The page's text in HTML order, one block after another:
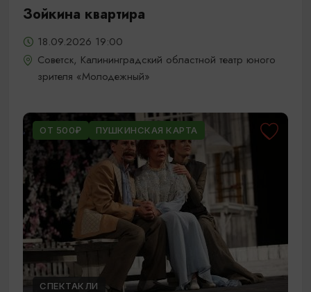
Зойкина квартира
18.09.2026 19:00
Советск, Калининградский областной театр юного
зрителя «Молодежный»
ОТ 500₽ ПУШКИНСКАЯ КАРТА
СПЕКТАКЛИ